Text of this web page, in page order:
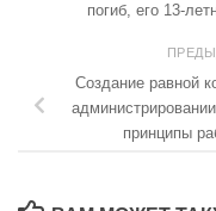
погиб, его 13-
Создание равной
принципы